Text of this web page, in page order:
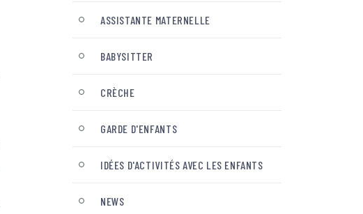
ASSISTANTE MATERNELLE
BABYSITTER
CRÈCHE
GARDE D'ENFANTS
IDÉES D'ACTIVITÉS AVEC LES ENFANTS
NEWS